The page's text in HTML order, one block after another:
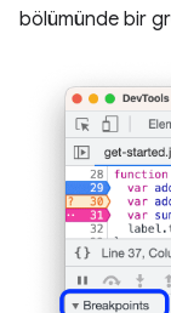
bölümünde bir